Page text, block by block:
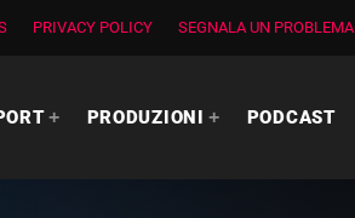
PRIVACY POLICY SEGNALA UN PROBLEMA
PRODUZIONI PODCAST